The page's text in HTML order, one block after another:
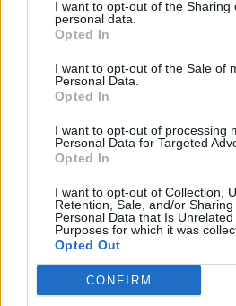
I want to opt-out of the Sharing
personal data.
Opted In
I want to opt-out of the Sale of
Personal Data.
Opted In
I want to opt-out of processing
Personal Data for Targeted
Opted In
I want to opt-out of Collection,
Retention, Sale, and/or
Personal Data that Is
Purposes for which it was
Opted Out
CONFIRM